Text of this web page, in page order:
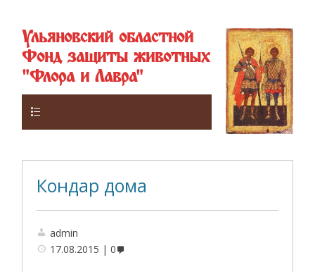
Ульяновский областной
Фонд защиты животных
"Флора и Лавра"
Кондар дома
admin
17.08.2015
0